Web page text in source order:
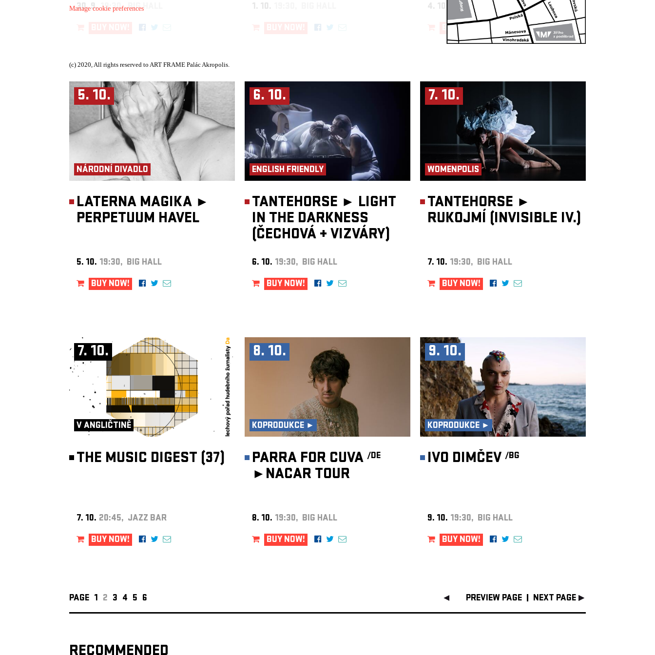
30. 9. 19:30, BIG HALL
1. 10. 4. 10.
19:30, BIG HALL
BUY NOW!
5. 10.
NÁRODNÍ DIVADLO
LATERNA MAGIKA ►
PERPETUUM HAVEL
5. 10. 19:30, BIG HALL
BUY NOW!
6. 10.
ENGLISH FRIENDLY
TANTEHORSE ► LIGHT
IN THE DARKNESS
(ČECHOVÁ + VIZVÁRY)
6. 10. 19:30, BIG HALL
BUY NOW!
7. 10.
WOMENPOLIS
TANTEHORSE ►
RUKOJMÍ (INVISIBLE IV.)
7. 10. 19:30, BIG HALL
BUY NOW!
7. 10.
V ANGLIČTINĚ
THE MUSIC DIGEST (37)
7. 10. 20:45, JAZZ BAR
BUY NOW!
8. 10.
KOPRODUKCE ►
PARRA FOR CUVA /DE
► NACAR TOUR
8. 10. 19:30, BIG HALL
BUY NOW!
9. 10.
KOPRODUKCE ►
IVO DIMČEV /BG
9. 10. 19:30, BIG HALL
BUY NOW!
PAGE 1 2 3 4 5 6 PREVIEW PAGE NEXT PAGE
Manage cookie preferences
(c) 2020, All rights reserved to ART FRAME Palác Akropolis.